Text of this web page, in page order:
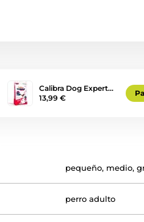
Calibra Dog Expert…
13,99 €
pequeño, medio,
perro adulto